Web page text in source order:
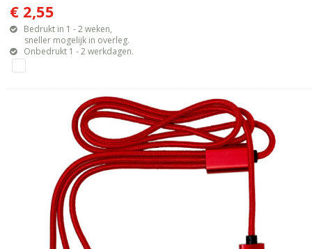
€ 2,55
Bedrukt in 1 - 2 weken,
sneller mogelijk in overleg.
Onbedrukt 1 - 2 werkdagen.